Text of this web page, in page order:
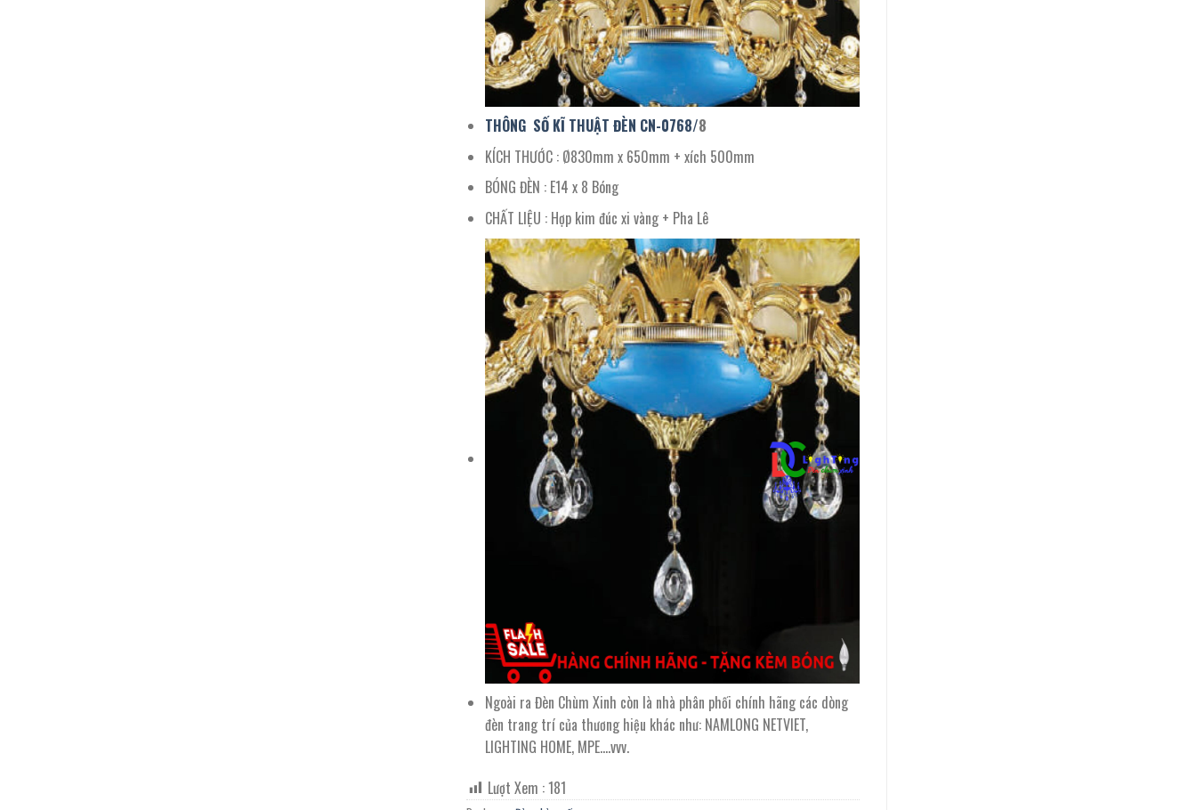
THÔNG SỐ KĨ THUẬT ĐÈN CN-0768/8
KÍCH THƯỚC : Ø830mm x 650mm + xích 500mm
BÓNG ĐÈN : E14 x 8 Bóng
CHẤT LIỆU : Hợp kim đúc xi vàng + Pha Lê
Ngoài ra Đèn Chùm Xinh còn là nhà phân phối chính hãng các dòng
đèn trang trí của thương hiệu khác như: NAMLONG NETVIET,
LIGHTING HOME, MPE….vvv.
Lượt Xem :181